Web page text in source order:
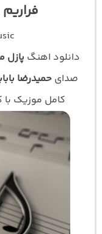
–
دانلود اهنگ پازل
صدایحمیدرضا
کامل موزیک با